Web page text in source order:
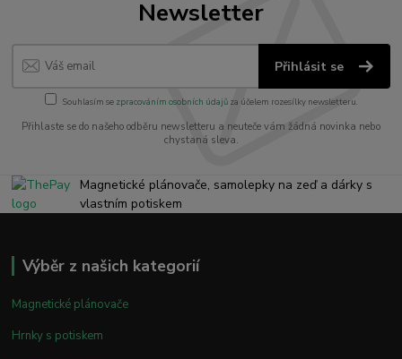
Newsletter
Přihlásit se
Souhlasím se zpracováním osobních údajůza účelem rozesílky newsletteru.
Přihlaste se do našeho odběru newsletteru a neuteče vám žádná novinka nebo
chystaná sleva.
Magnetické plánovače, samolepky na zeď a dárky s
vlastním potiskem
Výběr z našich kategorií
Magnetické plánovače
Hrnky s potiskem